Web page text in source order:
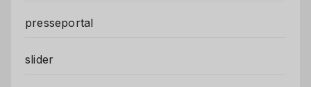
presseportal
slider